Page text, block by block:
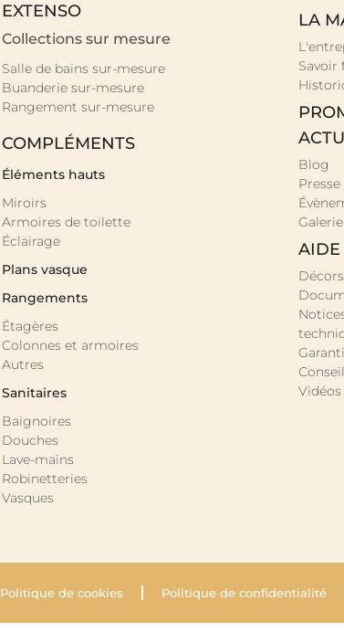
EXTENSO
Collections sur mesure
Salle de bains sur-mesure
Buanderie sur-mesure
Rangement sur-mesure
COMPLÉMENTS
Éléments hauts
Miroirs
Armoires de toilette
Éclairage
Plans vasque
Rangements
Étagères
Colonnes et armoires
Autres
Sanitaires
Baignoires
Douches
Lave-mains
Robinetteries
Vasques
LA
Savoir
Blog
Presse
AIDE
Décors
Vidéos
Politique de cookies Politique de confidentialité